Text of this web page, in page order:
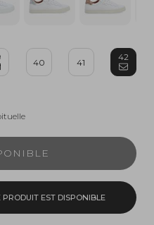
40 41
42
EST DISPONIBLE